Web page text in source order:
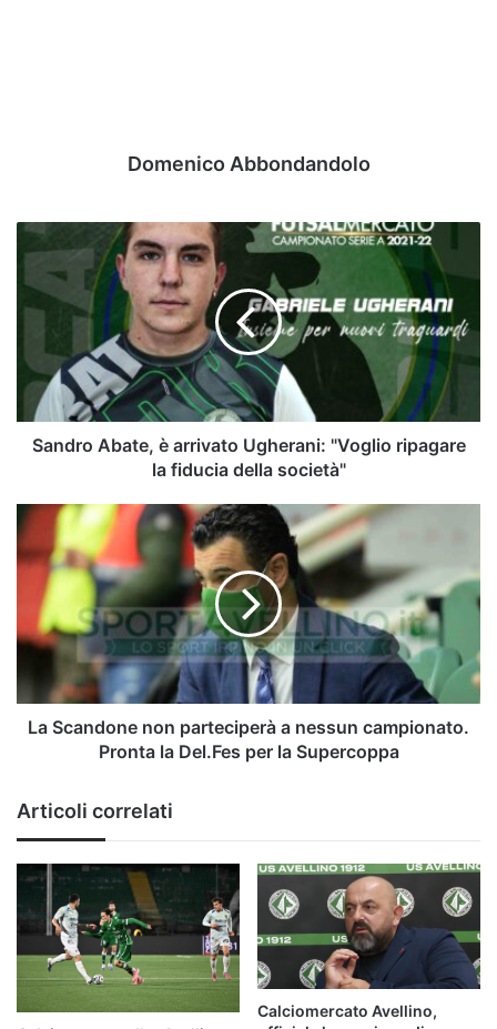
Domenico Abbondandolo
Sandro
Abate,
arrivato
ripagare
fiducia
della
Sandro Abate, è arrivato Ugherani: "Voglio ripagare
la fiducia della società"
La
Scandone
non
parteciperà
nessun
campionato.
la
Del.Fes
La Scandone non parteciperà a nessun campionato.
Pronta la Del.Fes per la Supercoppa
Articoli correlati
Calciomercato Avellino,